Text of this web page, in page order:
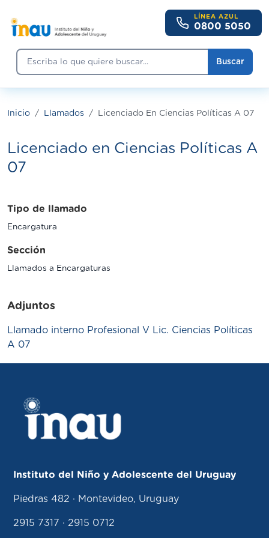
Buscar
Buscar
LÍNEA AZUL
0800 5050
Inicio Llamados Licenciado En Ciencias Políticas A 07
Licenciado en Ciencias Políticas A
07
Tipo de llamado
Encargatura
Sección
Llamados a Encargaturas
Adjuntos
Llamado interno Profesional V Lic. Ciencias Políticas
A 07
Instituto del Niño y Adolescente del Uruguay
Piedras 482 · Montevideo, Uruguay
2915 7317 · 2915 0712